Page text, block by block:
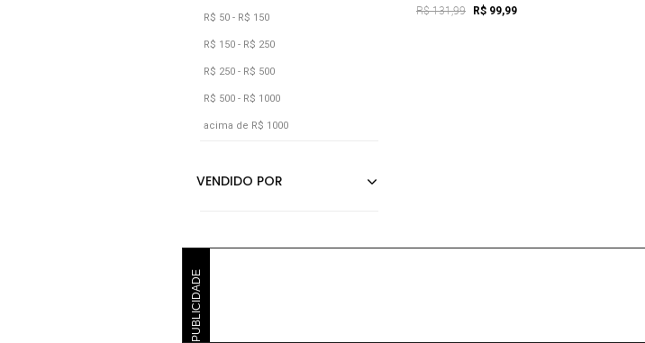
Laranja
Marrom
Off-white
Preto
Rosa
Verde Militar
R$ 50 - R$ 150
R$ 150 - R$ 250
R$ 250 - R$ 500
R$ 500 - R$ 1000
acima de R$ 1000
R$ 131,99 R$ 99,99
PUBLICIDADE